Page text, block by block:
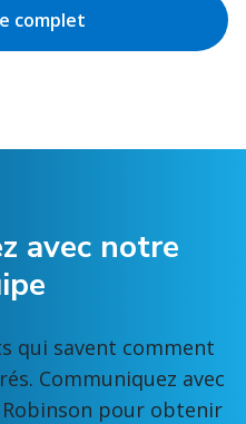
complet
avec notre
qui savent comment
Communiquez avec
pour obtenir